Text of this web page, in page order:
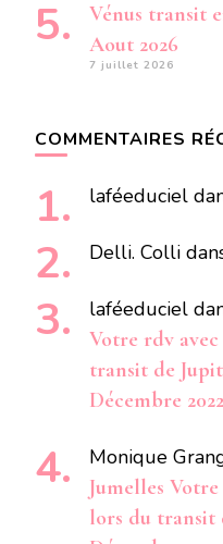
Vénus transit
Aout 2026
7 juillet 2026
COMMENTAIRES
laféeduciel
Delli. Colli
laféeduciel
Votre rdv
transit de
Décembre
Monique
Jumelles
lors du transit